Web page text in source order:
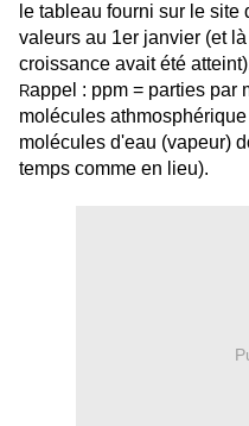
le tableau fourni sur le
valeurs au 1er janvier (et
croissance avait été
Rappel : ppm = parties par
molécules
molécules d'eau (vapeur)
temps comme en lieu).